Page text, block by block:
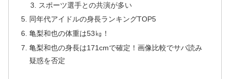
スポーツ選手との共演が多い
同年代アイドルの身長ランキングTOP5
亀梨和也の体重は53㎏！
亀梨和也の身長は171cmで確定！画像比較でサバ読み
疑惑を否定